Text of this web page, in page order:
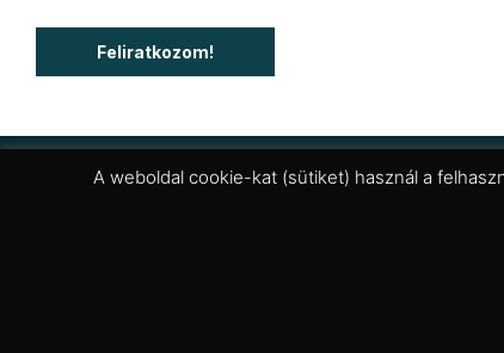
Feliratkozom!
A weboldal cookie-kat (sütiket) használ a